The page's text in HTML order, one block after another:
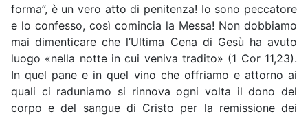
forma”, è un vero atto di penitenza! Io sono peccatore
e lo confesso, così comincia la Messa! Non dobbiamo
mai dimenticare che l’Ultima Cena di Gesù ha avuto
luogo «nella notte in cui veniva tradito» (1 Cor 11,23).
In quel pane e in quel vino che offriamo e attorno ai
quali ci raduniamo si rinnova ogni volta il dono del
corpo e del sangue di Cristo per la remissione dei